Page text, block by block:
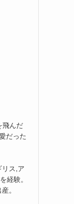
飛んだ
だった
ス,ア
経験。
。